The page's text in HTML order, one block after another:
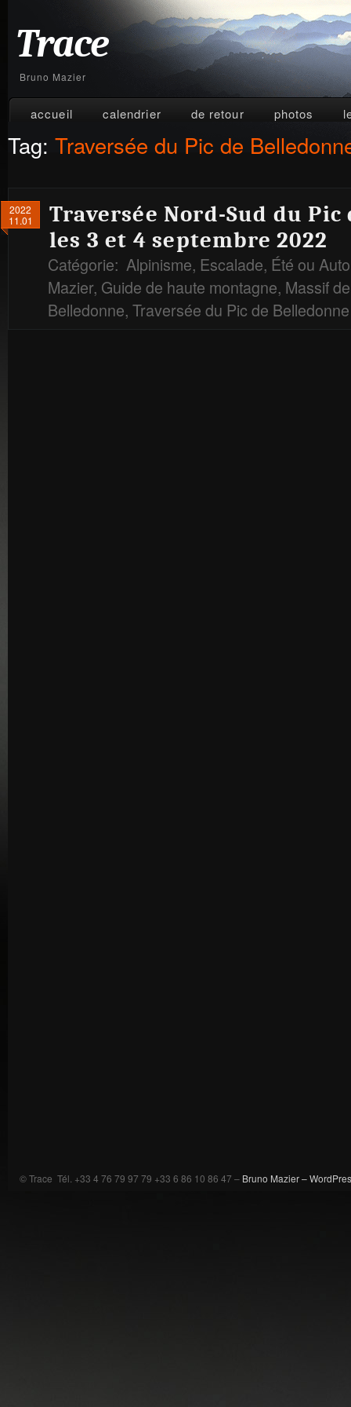
Trace
Bruno Mazier
accueil calendrier de retour photos
Tag: Traversée du Pic de
2022
11.01
Traversée Nord-Sud du
les 3 et 4 septembre 2022
Catégorie: Alpinisme, Escalade, Été ou
Mazier, Guide de haute montagne, Massif de
Belledonne, Traversée du Pic de Belledonne
© Trace Tél. +33 4 76 79 97 79 +33 6 86 10 86 47 – Bruno Mazier –